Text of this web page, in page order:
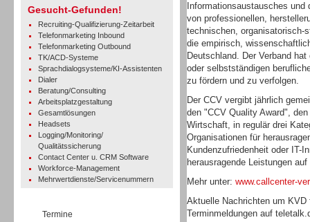
Gesucht-Gefunden!
Recruiting-Qualifizierung-Zeitarbeit
Telefonmarketing Inbound
Telefonmarketing Outbound
TK/ACD-Systeme
Sprachdialogsysteme/KI-Assistenten
Dialer
Beratung/Consulting
Arbeitsplatzgestaltung
Gesamtlösungen
Headsets
Logging/Monitoring/
Qualitätssicherung
Contact Center u. CRM Software
Workforce-Management
Mehrwertdienste/Servicenummern
Termine
Informationsaustausches
von professionellen,
technischen, organisatorisch-
die empirisch,
Deutschland. Der Verband
oder selbstständigen
zu fördern und zu verfolgen.
Der CCV vergibt jährlich
den "CCV Quality Award",
Wirtschaft, in regulär drei
Organisationen für
Kundenzufriedenheit oder IT-
herausragende Leistungen
Mehr unter: www.callcenter-
Aktuelle Nachrichten um
Terminmeldungen auf